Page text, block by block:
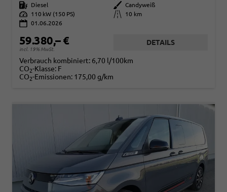
Kraftstoff
Diesel Außenfarbe
Candyweiß
Leistung
110 kW (150 PS) Kilometerstand
10 km
01.06.2026
59.380,– €
incl. 19% MwSt.
DETAILS
Verbrauch kombiniert: 6,70 l/100km
CO2-Klasse: F
CO2-Emissionen: 175,00 g/km